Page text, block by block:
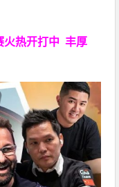
火热开打中 丰厚